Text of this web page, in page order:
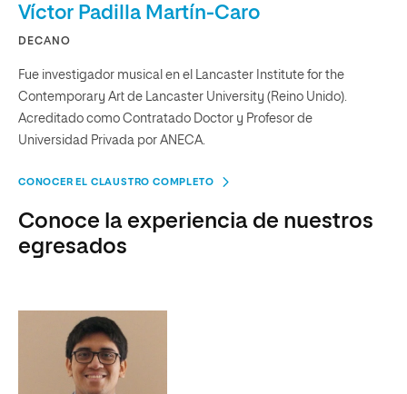
Víctor Padilla Martín-Caro
DECANO
Fue investigador musical en el Lancaster Institute for the
Contemporary Art de Lancaster University (Reino Unido).
Acreditado como Contratado Doctor y Profesor de
Universidad Privada por ANECA.
CONOCER EL CLAUSTRO COMPLETO
Conoce la experiencia de nuestros
egresados